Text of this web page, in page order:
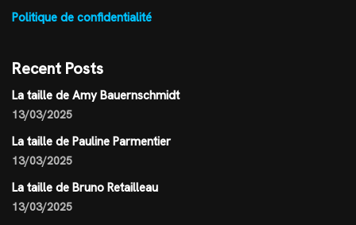
Politique de confidentialité
Recent Posts
La taille de Amy Bauernschmidt
13/03/2025
La taille de Pauline Parmentier
13/03/2025
La taille de Bruno Retailleau
13/03/2025